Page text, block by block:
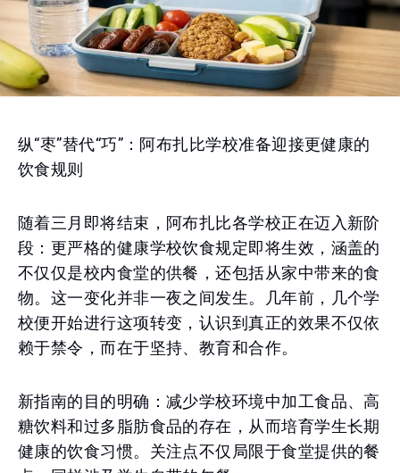
纵“枣”替代“巧”：阿布扎比学校准备迎接更健康的
饮食规则
随着三月即将结束，阿布扎比各学校正在迈入新阶
段：更严格的健康学校饮食规定即将生效，涵盖的
不仅仅是校内食堂的供餐，还包括从家中带来的食
物。这一变化并非一夜之间发生。几年前，几个学
校便开始进行这项转变，认识到真正的效果不仅依
赖于禁令，而在于坚持、教育和合作。
新指南的目的明确：减少学校环境中加工食品、高
糖饮料和过多脂肪食品的存在，从而培育学生长期
健康的饮食习惯。关注点不仅局限于食堂提供的餐